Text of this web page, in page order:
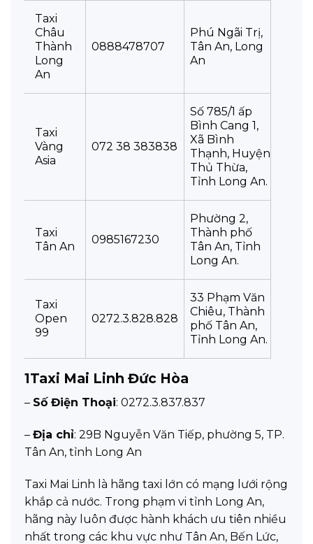
Taxi
Châu
Thành
Long
An
0888478707
Phú Ngãi Trị,
Tân An, Long
An
Taxi
Vàng
Asia
072 38 383838
Số 785/1 ấp
Bình Cang 1,
Xã Bình
Thạnh, Huyện
Thủ Thừa,
Tỉnh Long An.
Taxi
Tân An
0985167230
Phường 2,
Thành phố
Tân An, Tỉnh
Long An.
Taxi
Open
99
0272.3.828.828
33 Phạm Văn
Chiêu, Thành
phố Tân An,
Tỉnh Long An.
1Taxi Mai Linh Đức Hòa
– Số Điện Thoại: 0272.3.837.837
– Địa chỉ: 29B Nguyễn Văn Tiếp, phường 5, TP.
Tân An, tỉnh Long An
Taxi Mai Linh là hãng taxi lớn có mạng lưới rộng
khắp cả nước. Trong phạm vi tỉnh Long An,
hãng này luôn được hành khách ưu tiên nhiều
nhất trong các khu vực như Tân An, Bến Lức,